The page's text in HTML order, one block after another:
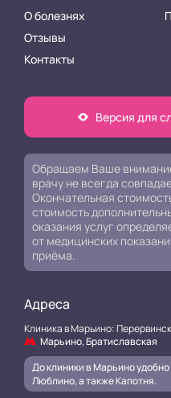
О болезнях
Отзывы
Контакты
Версия для
Обращаем Ваше
врачу не всегда
Окончательная
стоимость
оказания услуг
от медицинских
приёма.
Адреса
Клиника в Марьино:
Марьино, Братиславская
До клиники в Марьино
Люблино, а также Капотня.